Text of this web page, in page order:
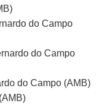
do Campo
do Campo
do Campo (AMB)